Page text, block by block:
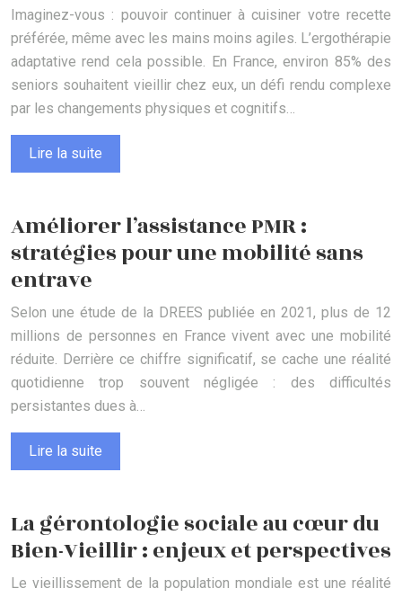
Imaginez-vous : pouvoir continuer à cuisiner votre recette
préférée, même avec les mains moins agiles. L’ergothérapie
adaptative rend cela possible. En France, environ 85% des
seniors souhaitent vieillir chez eux, un défi rendu complexe
par les changements physiques et cognitifs…
Lire la suite
Améliorer l’assistance PMR :
stratégies pour une mobilité sans
entrave
Selon une étude de la DREES publiée en 2021, plus de 12
millions de personnes en France vivent avec une mobilité
réduite. Derrière ce chiffre significatif, se cache une réalité
quotidienne trop souvent négligée : des difficultés
persistantes dues à…
Lire la suite
La gérontologie sociale au cœur du
Bien-Vieillir : enjeux et perspectives
Le vieillissement de la population mondiale est une réalité